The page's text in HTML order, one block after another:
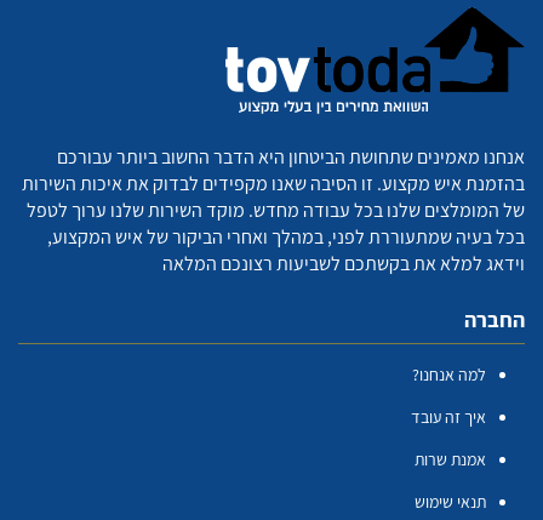
אנחנו מאמינים שתחושת הביטחון היא הדבר החשוב ביותר עבורכם
בהזמנת איש מקצוע. זו הסיבה שאנו מקפידים לבדוק את איכות השירות
של המומלצים שלנו בכל עבודה מחדש. מוקד השירות שלנו ערוך לטפל
בכל בעיה שמתעוררת לפני, במהלך ואחרי הביקור של איש המקצוע,
וידאג למלא את בקשתכם לשביעות רצונכם המלאה
החברה
למה אנחנו?
איך זה עובד
אמנת שרות
תנאי שימוש